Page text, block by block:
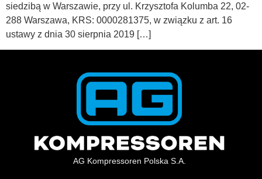
siedzibą w Warszawie, przy ul. Krzysztofa Kolumba 22, 02-
288 Warszawa, KRS: 0000281375, w związku z art. 16
ustawy z dnia 30 sierpnia 2019 […]
AG Kompressoren Polska S.A.